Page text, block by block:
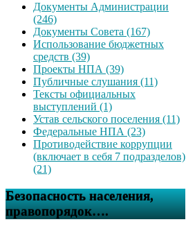
Документы Администрации
(246)
Документы Совета (167)
Использование бюджетных
средств (39)
Проекты НПА (39)
Публичные слушания (11)
Тексты официальных
выступлений (1)
Устав сельского поселения (11)
Федеральные НПА (23)
Противодействие коррупции
(включает в себя 7 подразделов)
(21)
Безопасность населения,
правопорядок….